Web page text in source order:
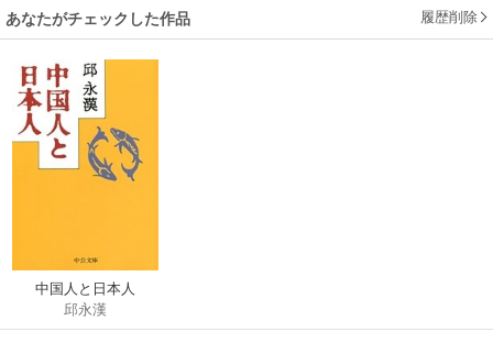
あなたがチェックした作品 履歴削除
中国人と日本人
邱永漢